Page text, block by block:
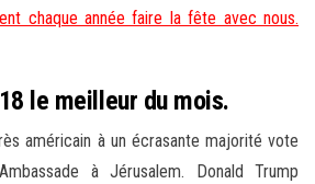
chaque année faire la fête avec nous.
le meilleur du mois.
américain à un écrasante majorité vote
à Jérusalem. Donald Trump